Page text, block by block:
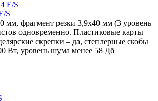
S
мм, фрагмент резки 3,9х40 мм (3 уровень
одновременно. Пластиковые карты –
скрепки – да, степлерные скобы
Вт, уровень шума менее 58 Дб